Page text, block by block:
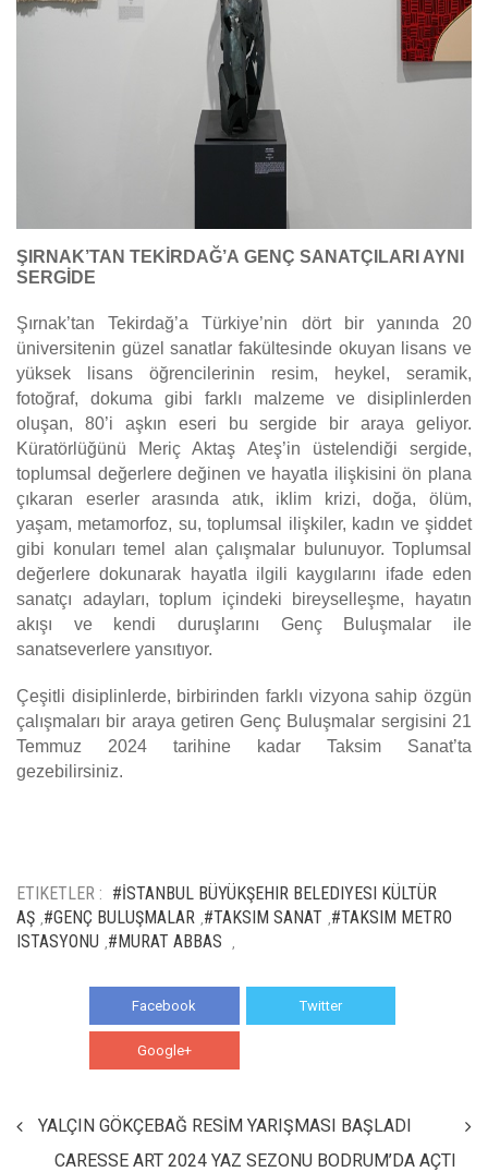
ŞIRNAK’TAN TEKİRDAĞ’A GENÇ SANATÇILARI AYNI
SERGİDE
Şırnak’tan Tekirdağ’a Türkiye’nin dört bir yanında 20
üniversitenin güzel sanatlar fakültesinde okuyan lisans ve
yüksek lisans öğrencilerinin resim, heykel, seramik,
fotoğraf, dokuma gibi farklı malzeme ve disiplinlerden
oluşan, 80’i aşkın eseri bu sergide bir araya geliyor.
Küratörlüğünü Meriç Aktaş Ateş’in üstelendiği sergide,
toplumsal değerlere değinen ve hayatla ilişkisini ön plana
çıkaran eserler arasında atık, iklim krizi, doğa, ölüm,
yaşam, metamorfoz, su, toplumsal ilişkiler, kadın ve şiddet
gibi konuları temel alan çalışmalar bulunuyor. Toplumsal
değerlere dokunarak hayatla ilgili kaygılarını ifade eden
sanatçı adayları, toplum içindeki bireyselleşme, hayatın
akışı ve kendi duruşlarını Genç Buluşmalar ile
sanatseverlere yansıtıyor.
Çeşitli disiplinlerde, birbirinden farklı vizyona sahip özgün
çalışmaları bir araya getiren Genç Buluşmalar sergisini 21
Temmuz 2024 tarihine kadar Taksim Sanat’ta
gezebilirsiniz.
ETIKETLER : #İSTANBUL BÜYÜKŞEHIR BELEDIYESI KÜLTÜR
AŞ #GENÇ BULUŞMALAR #TAKSIM SANAT #TAKSIM METRO
ISTASYONU #MURAT ABBAS
Facebook Twitter
Google+
YALÇIN GÖKÇEBAĞ RESİM YARIŞMASI BAŞLADI
CARESSE ART 2024 YAZ SEZONU BODRUM’DA AÇTI